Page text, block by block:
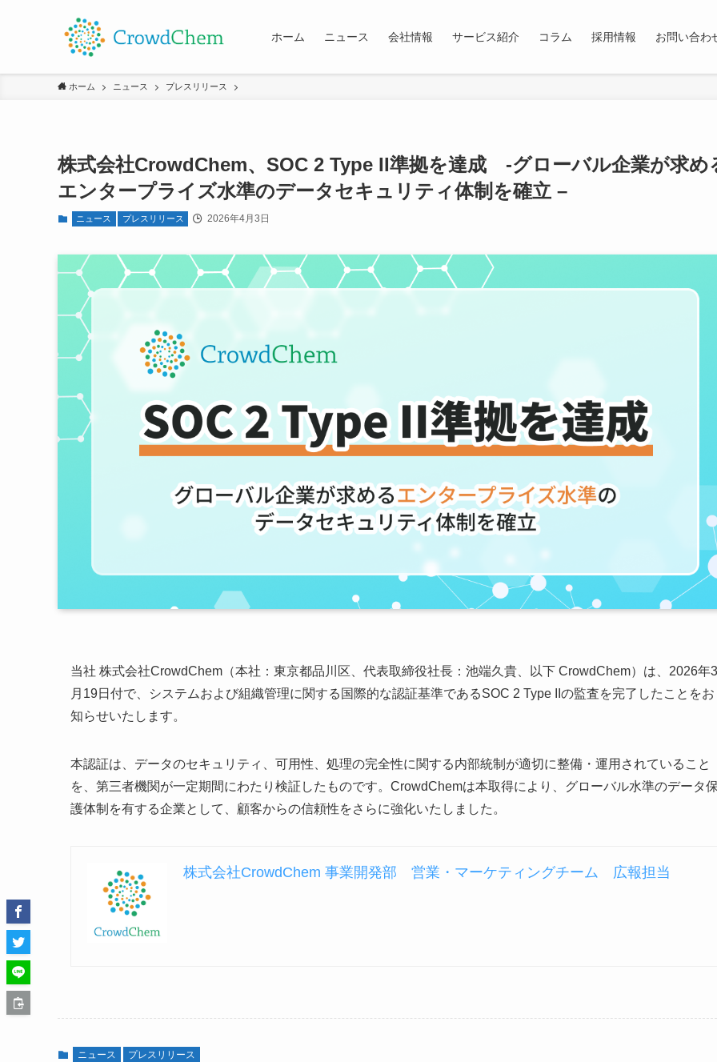
ホーム ニュース 会社情報 サービス紹介 コラム 採用情報 お問い合わ
ホーム ニュース プレスリリース
株式会社CrowdChem、SOC 2 Type II準拠を達成 -グローバル企業が求め
エンタープライズ水準のデータセキュリティ体制を確立 –
ニュース プレスリリース 2026年4月3日
当社 株式会社CrowdChem（本社：東京都品川区、代表取締役社長：池端久貴、以下 CrowdChem）は、2026年3
月19日付で、システムおよび組織管理に関する国際的な認証基準であるSOC 2 Type IIの監査を完了したことをお
知らせいたします。
本認証は、データのセキュリティ、可用性、処理の完全性に関する内部統制が適切に整備・運用されていること
を、第三者機関が一定期間にわたり検証したものです。CrowdChemは本取得により、グローバル水準のデータ
護体制を有する企業として、顧客からの信頼性をさらに強化いたしました。
株式会社CrowdChem 事業開発部 営業・マーケティングチーム 広報担当
ニュース プレスリリース